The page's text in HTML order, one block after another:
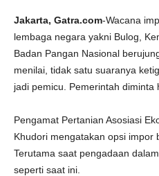
Jakarta, Gatra.com-Wacana
lembaga negara yakni Bulog,
Badan Pangan Nasional
menilai, tidak satu suaranya
jadi pemicu. Pemerintah diminta
Pengamat Pertanian Asosiasi
Khudori mengatakan opsi impor
Terutama saat pengadaan
seperti saat ini.